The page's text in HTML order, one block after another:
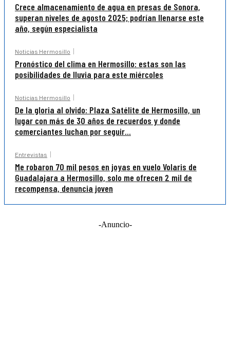
Crece almacenamiento de agua en presas de Sonora,
superan niveles de agosto 2025; podrían llenarse este
año, según especialista
Noticias Hermosillo
Pronóstico del clima en Hermosillo: estas son las
posibilidades de lluvia para este miércoles
Noticias Hermosillo
De la gloria al olvido: Plaza Satélite de Hermosillo, un
lugar con más de 30 años de recuerdos y donde
comerciantes luchan por seguir...
Entrevistas
Me robaron 70 mil pesos en joyas en vuelo Volaris de
Guadalajara a Hermosillo, solo me ofrecen 2 mil de
recompensa, denuncia joven
-Anuncio-